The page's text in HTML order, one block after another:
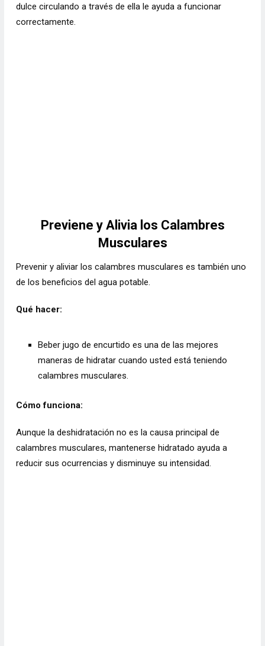
dulce circulando a través de ella le ayuda a funcionar
correctamente.
Previene y Alivia los Calambres
Musculares
Prevenir y aliviar los calambres musculares es también uno
de los beneficios del agua potable.
Qué hacer:
Beber jugo de encurtido es una de las mejores
maneras de hidratar cuando usted está teniendo
calambres musculares.
Cómo funciona:
Aunque la deshidratación no es la causa principal de
calambres musculares, mantenerse hidratado ayuda a
reducir sus ocurrencias y disminuye su intensidad.